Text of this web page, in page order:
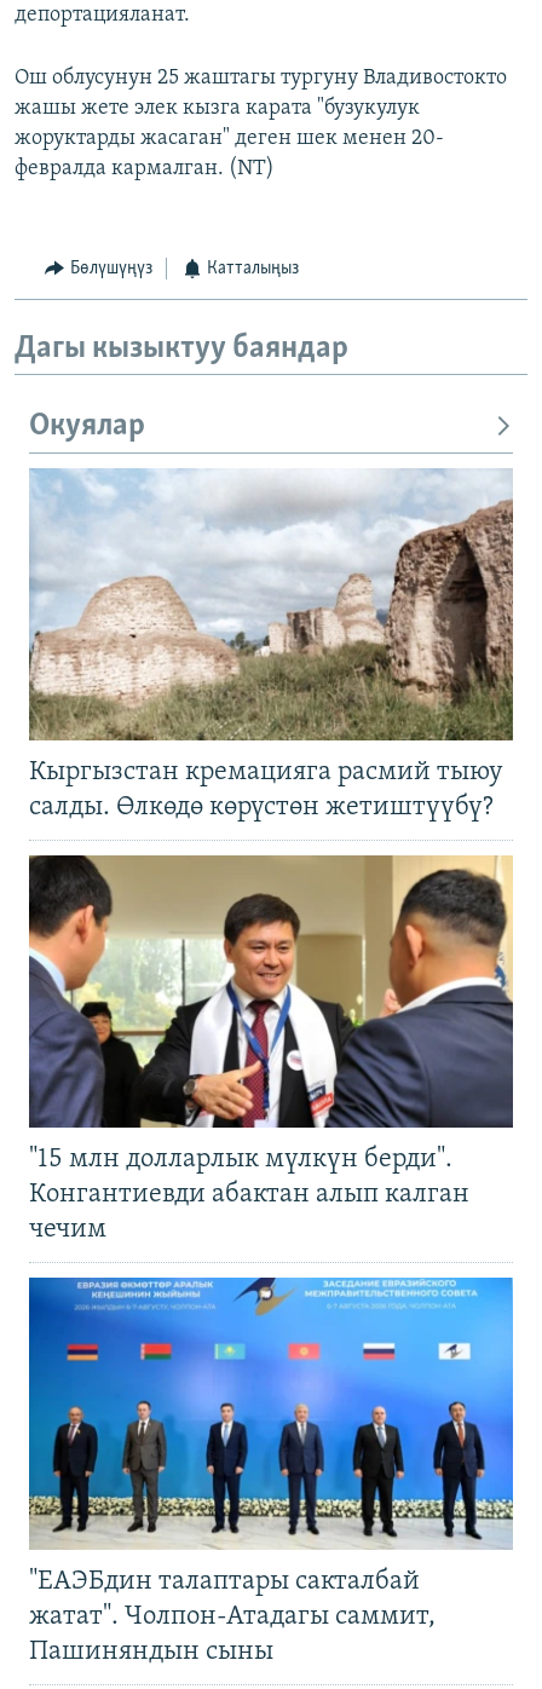
депортацияланат.
Ош облусунун 25 жаштагы тургуну Владивостокто
жашы жете элек кызга карата "бузукулук
жоруктарды жасаган" деген шек менен 20-
февралда кармалган. (NT)
Бөлүшүңүз Катталыңыз
Дагы кызыктуу баяндар
Окуялар
Кыргызстан кремацияга расмий тыюу
салды. Өлкөдө көрүстөн жетиштүүбү?
"15 млн долларлык мүлкүн берди".
Конгантиевди абактан алып калган
чечим
"ЕАЭБдин талаптары сакталбай
жатат". Чолпон-Атадагы саммит,
Пашиняндын сыны